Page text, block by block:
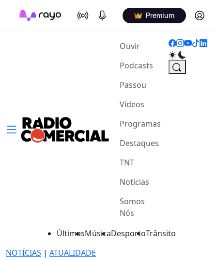
On Air Podcasts Premium Log in
Ouvir(current)
Podcasts
Passou
Vídeos
Programas
Destaques
TNT
Notícias
Somos
Nós
ÚltimasMúsicaDesportoTrânsito
NOTÍCIAS | ATUALIDADE